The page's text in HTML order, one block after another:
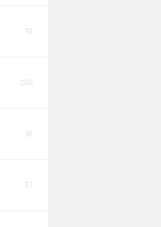
61
269
81
57